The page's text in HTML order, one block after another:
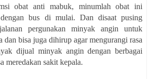
obat anti mabuk, minumlah obat ini
dengan bus di mulai. Dan disaat pusing
pergunakan minyak angin untuk
dan bisa juga dihirup agar mengurangi rasa
dijual minyak angin dengan berbagai
meredakan sakit kepala.